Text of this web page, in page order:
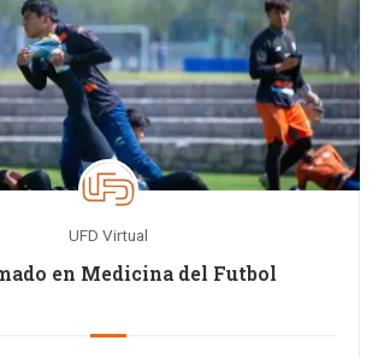
UFD Virtual
en Medicina del Futbol